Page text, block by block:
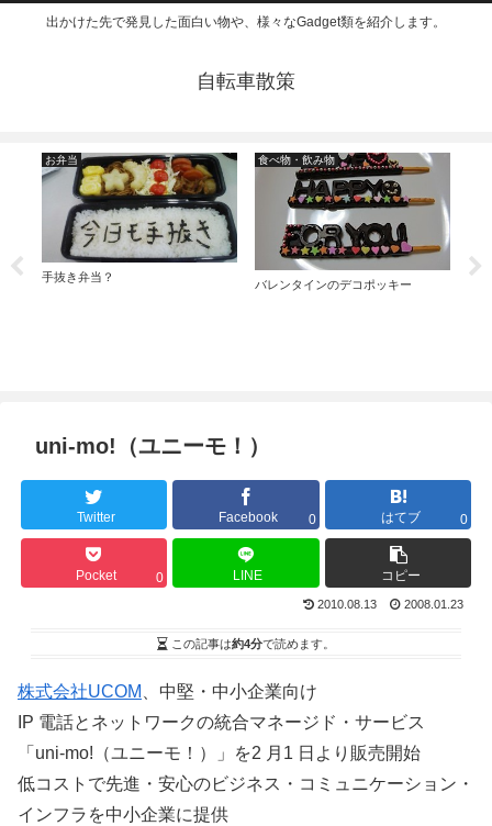
出かけた先で発見した面白い物や、様々なGadget類を紹介します。
自転車散策
お弁当
手抜き弁当？
食べ物・飲み物
バレンタインのデコポッキー
電
uni-mo!（ユニーモ！）
Twitter Facebook 0 はてブ 0
Pocket 0 LINE コピー
2010.08.13 2008.01.23
この記事は約4分で読めます。
株式会社UCOM
、中堅・中小企業向け
IP 電話とネットワークの統合マネージド・サービス
「uni-mo!（ユニーモ！）」を2 月1 日より販売開始
低コストで先進・安心のビジネス・コミュニケーション・
インフラを中小企業に提供